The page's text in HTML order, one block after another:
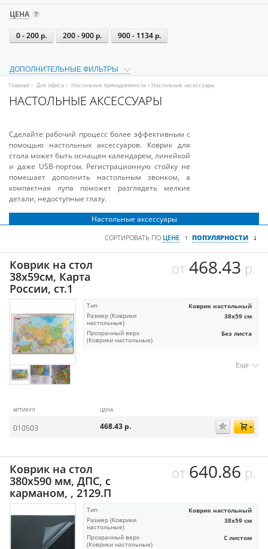
ЦЕНА
0 - 200 р. 200 - 900 р. 900 - 1134 р.
ДОПОЛНИТЕЛЬНЫЕ ФИЛЬТРЫ
Главная › Для офиса › Настольные принадлежности › Настольные аксессуары
НАСТОЛЬНЫЕ АКСЕССУАРЫ
Сделайте рабочий процесс более эффективным с
помощью настольных аксессуаров. Коврик для
стола может быть оснащен календарем, линейкой
и даже USB-портом. Регистрационную стойку не
помешает дополнить настольным звонком, а
компактная лупа поможет разглядеть мелкие
детали, недоступные глазу.
Настольные аксессуары
СОРТИРОВАТЬ ПО ЦЕНЕ ↑ ПОПУЛЯРНОСТИ ↓
Коврик на стол
38х59см, Карта
России, ст.1
от 468.43 р.
Тип Коврик настольный
Размер (Коврики
настольные)
38х59 см
Прозрачный верх
(Коврики настольные)
Без листа
Еще
АРТИКУЛ ЦЕНА
010503 468.43 р.
Коврик на стол
380х590 мм, ДПС, с
карманом, , 2129.П
от 640.86 р.
Тип Коврик настольный
Размер (Коврики
настольные)
38х59 см
Прозрачный верх
(Коврики настольные)
С листом